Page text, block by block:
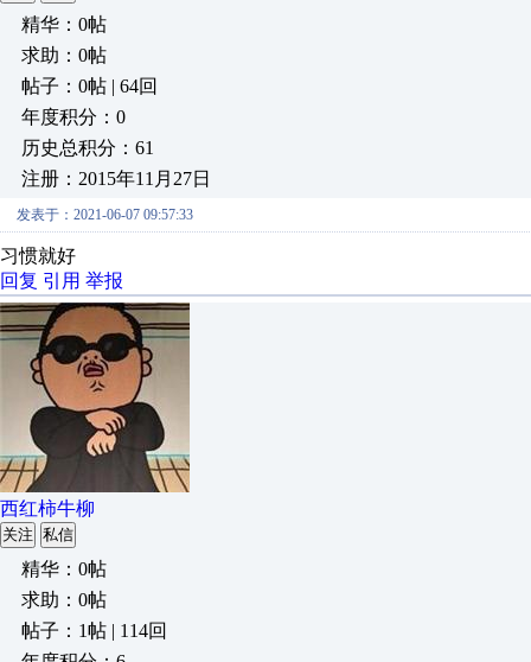
精华：0帖
求助：0帖
帖子：0帖 | 64回
年度积分：0
历史总积分：61
注册：2015年11月27日
发表于：2021-06-07 09:57:33
习惯就好
回复 引用 举报
西红柿牛柳
关注 私信
精华：0帖
求助：0帖
帖子：1帖 | 114回